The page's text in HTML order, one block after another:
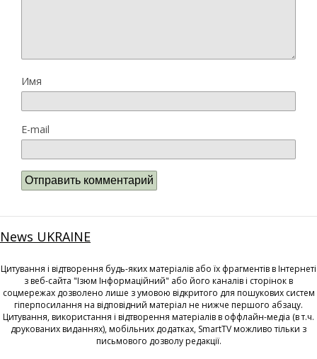
Имя
E-mail
News UKRAINE
Цитування і відтворення будь-яких матеріалів або їх фрагментів в Інтернеті
з веб-сайта "Ізюм Інформаційний" або його каналів і сторінок в
соцмережах дозволено лише з умовою відкритого для пошукових систем
гіперпосилання на відповідний матеріал не нижче першого абзацу.
Цитування, використання і відтворення матеріалів в оффлайн-медіа (в т.ч.
друкованих виданнях), мобільних додатках, SmartTV можливо тільки з
письмового дозволу редакції.